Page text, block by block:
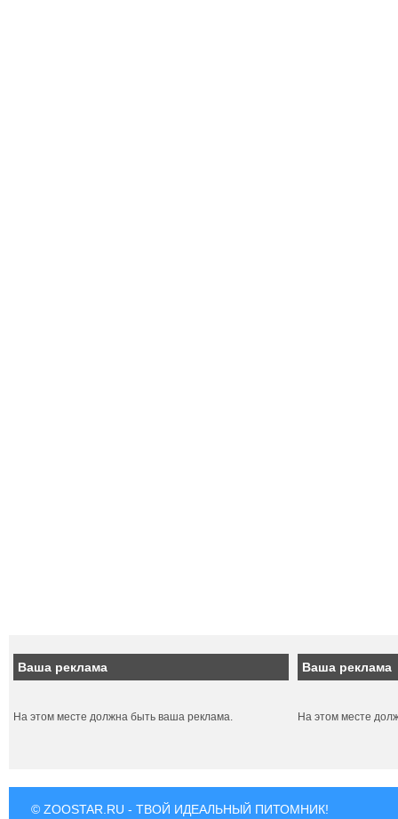
Ваша реклама
На этом месте должна быть ваша реклама.
Ваша реклама
На этом месте
© ZOOSTAR.RU - ТВОЙ ИДЕАЛЬНЫЙ ПИТОМНИК!